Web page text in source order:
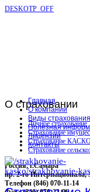
DESKOTP_OFF
О страховании
Личное страхование
Страхование
Страхование
Страхование
Россия, г.Самара
пр. 2-го Интернационала,
Телефон (846) 070-11-14
Главная
О компании
Виды страхования
Полезная
Лицензии
Контакты